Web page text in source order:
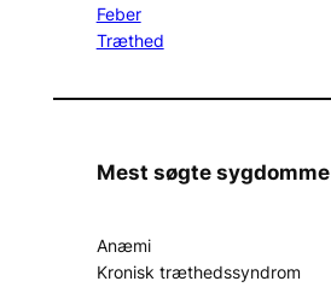
Feber
Træthed
Mest søgte sygdomme
Anæmi
Kronisk træthedssyndrom